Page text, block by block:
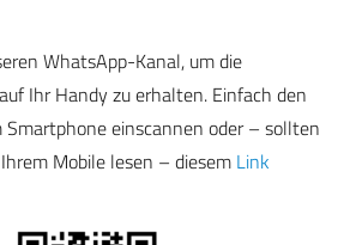
WhatsApp-Kanal, um die
Ihr Handy zu erhalten. Einfach den
Smartphone einscannen oder – sollten
Mobile lesen – diesem Link